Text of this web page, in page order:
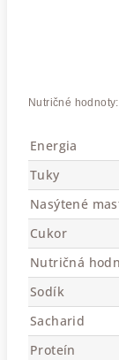
Nutričné hodnoty:
Energia
Tuky
Nasýtené
Cukor
Nutričná
Sodík
Sacharid
Proteín